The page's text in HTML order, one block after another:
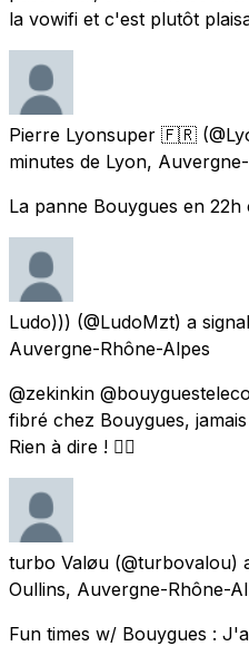
la vowifi et c'est plutôt
Pierre Lyonsuper 🇫🇷
minutes de Lyon,
La panne Bouygues en 22h
Ludo))) (@LudoMzt) a
Auvergne-Rhône-Alpes
@zekinkin
fibré chez Bouygues,
Rien à dire ! 👌🏻
turbo Valøu (@turbovalou)
Oullins, Auvergne-Rhône-
Fun times w/ Bouygues :